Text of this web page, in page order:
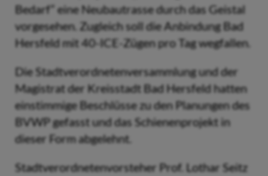
Bedarf“ eine Neubautrasse durch das Geistal
vorgesehen. Zugleich soll die Anbindung Bad
Hersfeld mit 40-ICE-Zügen pro Tag wegfallen.
Die Stadtverordnetenversammlung und der
Magistrat der Kreisstadt Bad Hersfeld hatten
einstimmige Beschlüsse zu den Planungen des
BVWP gefasst und das Schienenprojekt in
dieser Form abgelehnt.
Stadtverordnetenvorsteher Prof. Lothar Seitz